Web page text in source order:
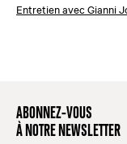
Entretien avec Gianni
ABONNEZ-VOUS
À NOTRE NEWSLETTER